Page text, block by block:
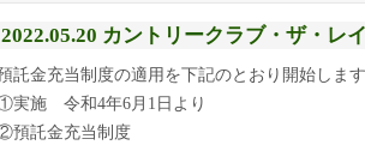
2022.05.20 カントリークラブ・ザ・レ
託金充当制度の適用を下記のとおり開始します
実施 令和4年6月1日より
預託金充当制度